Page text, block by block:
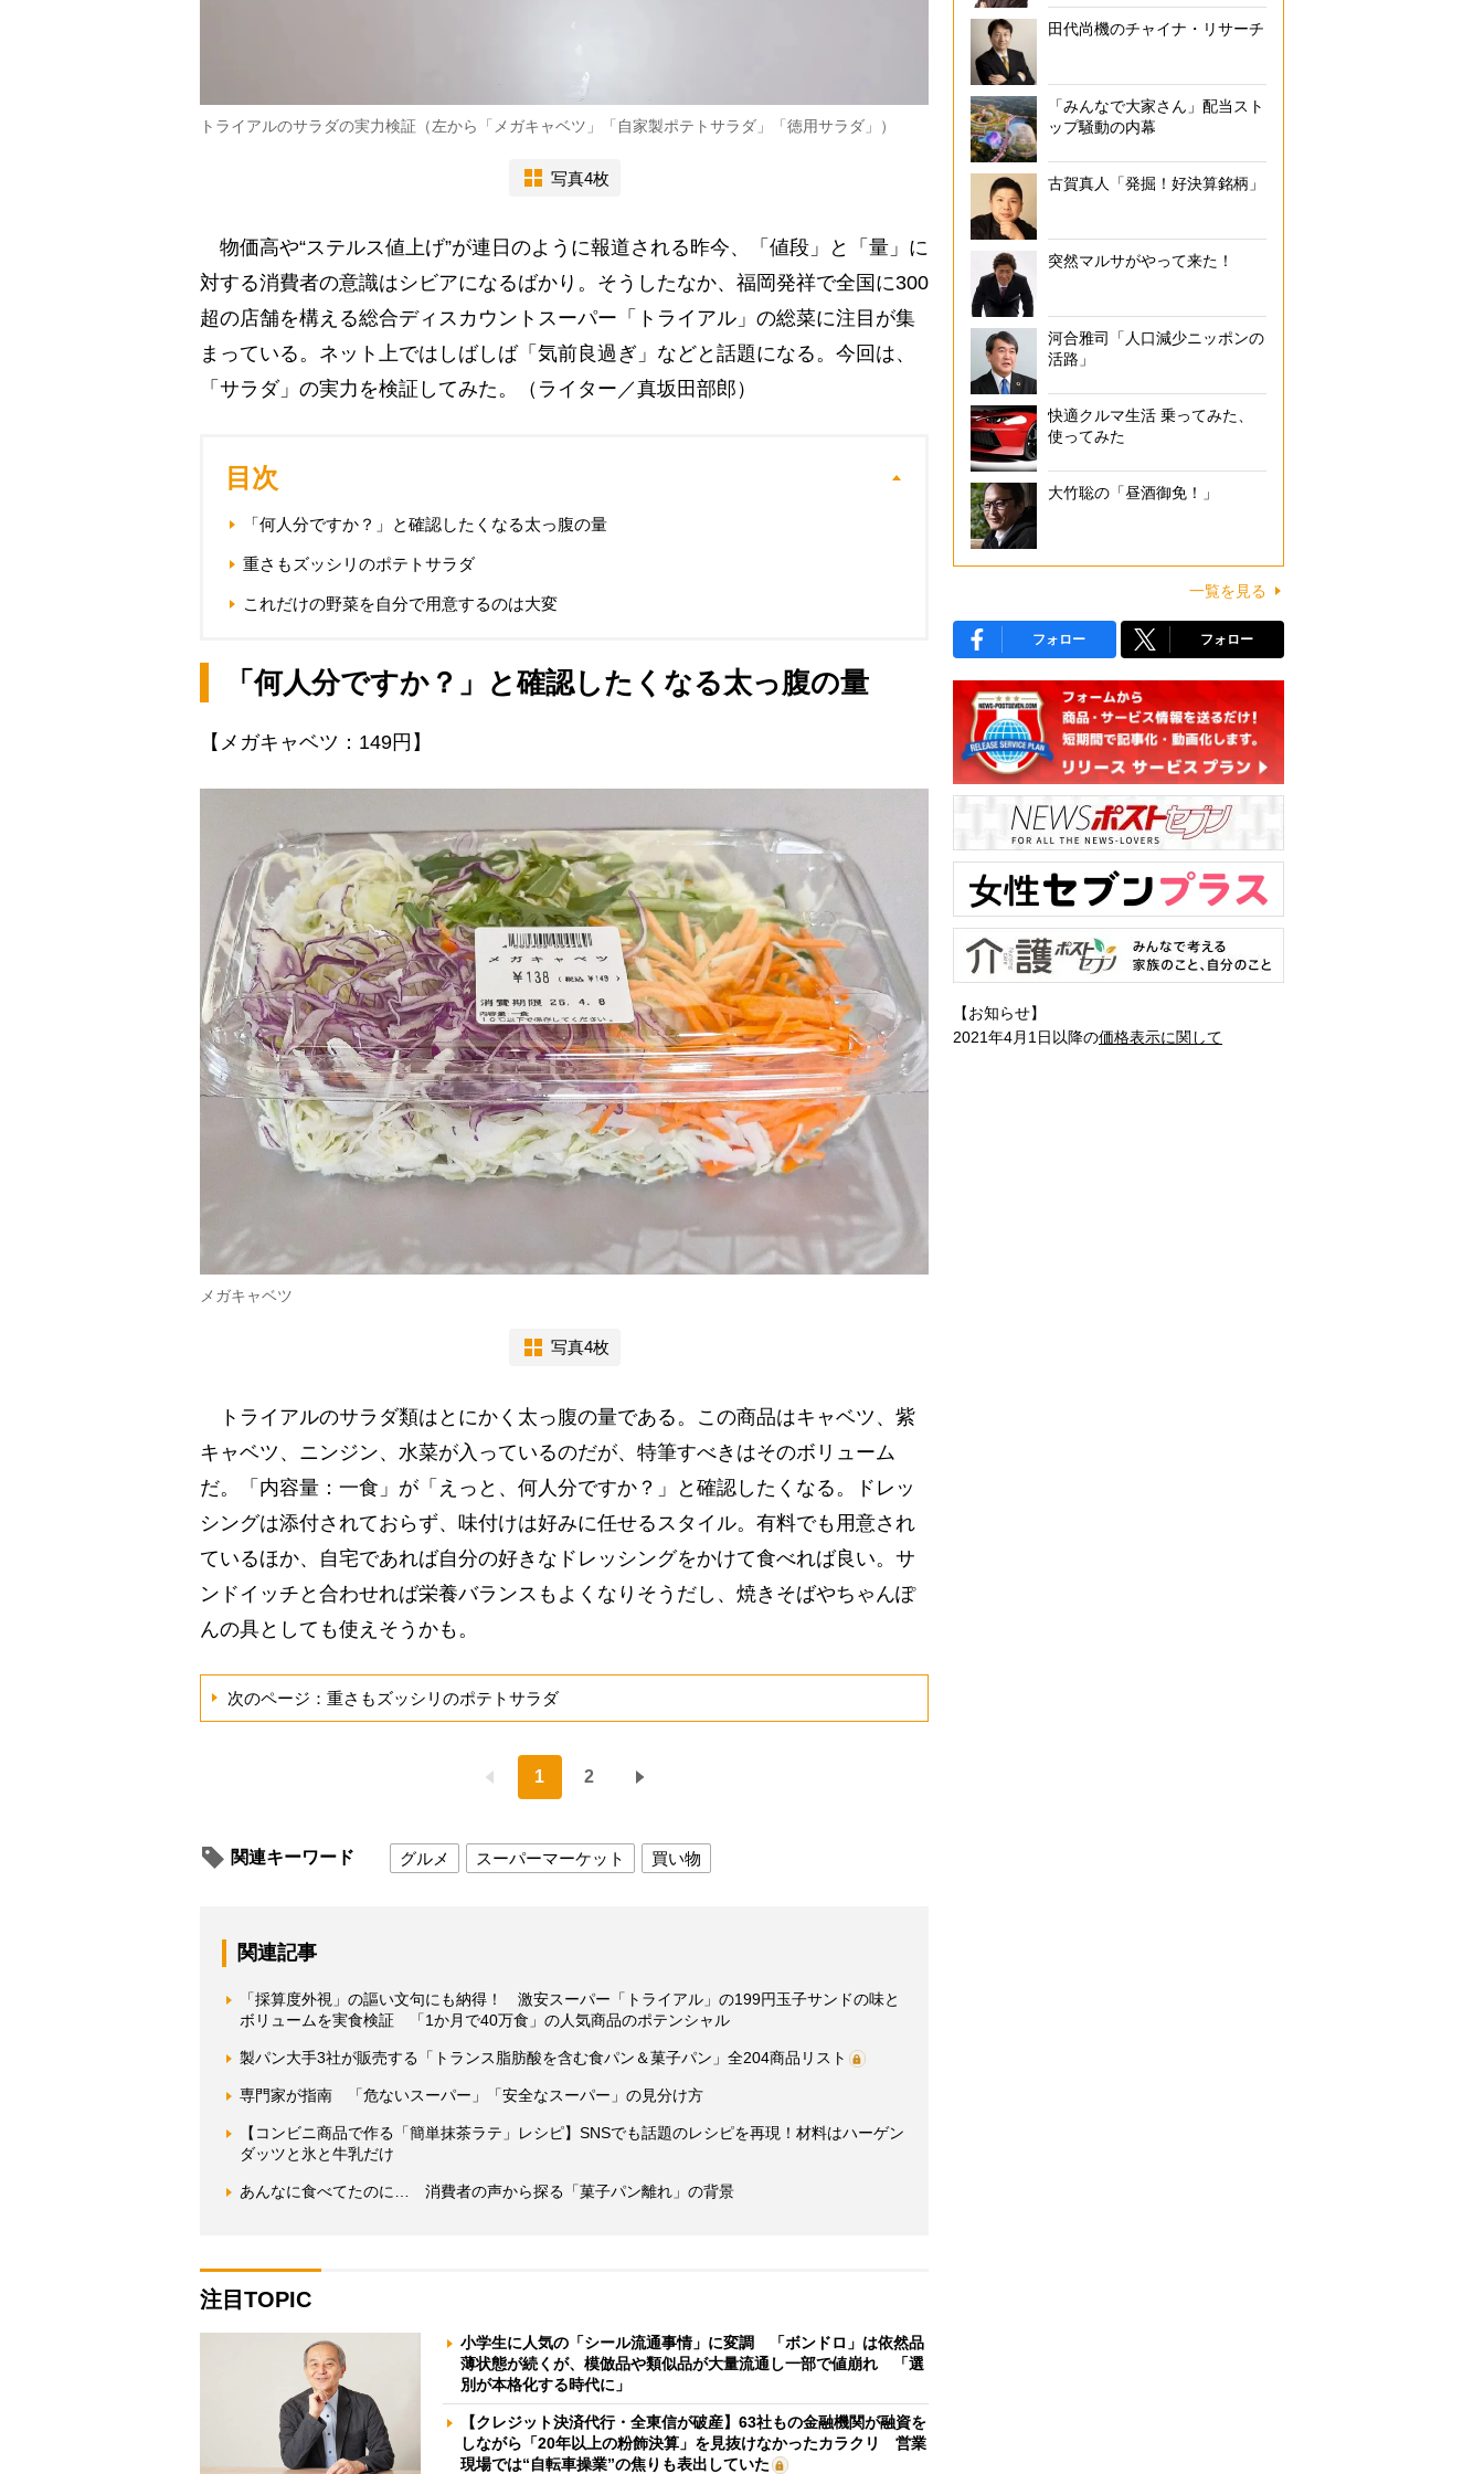
トライアルのサラダの実力検証（左から「メガキャベツ」「自家製ポテトサラダ」「徳用サラダ」）
写真4枚
物価高や“ステルス値上げ”が連日のように報道される昨今、「値段」と「量」に
対する消費者の意識はシビアになるばかり。そうしたなか、福岡発祥で全国に300
超の店舗を構える総合ディスカウントスーパー「トライアル」の総菜に注目が集
まっている。ネット上ではしばしば「気前良過ぎ」などと話題になる。今回は、
「サラダ」の実力を検証してみた。（ライター／真坂田部郎）
目次
「何人分ですか？」と確認したくなる太っ腹の量
重さもズッシリのポテトサラダ
これだけの野菜を自分で用意するのは大変
「何人分ですか？」と確認したくなる太っ腹の量
【メガキャベツ：149円】
メガキャベツ
写真4枚
トライアルのサラダ類はとにかく太っ腹の量である。この商品はキャベツ、紫
キャベツ、ニンジン、水菜が入っているのだが、特筆すべきはそのボリューム
だ。「内容量：一食」が「えっと、何人分ですか？」と確認したくなる。ドレッ
シングは添付されておらず、味付けは好みに任せるスタイル。有料でも用意され
ているほか、自宅であれば自分の好きなドレッシングをかけて食べれば良い。サ
ンドイッチと合わせれば栄養バランスもよくなりそうだし、焼きそばやちゃんぽ
んの具としても使えそうかも。
次のページ：重さもズッシリのポテトサラダ
1 2
関連キーワード グルメ スーパーマーケット 買い物
関連記事
「採算度外視」の謳い文句にも納得！ 激安スーパー「トライアル」の199円玉子サンドの味と
ボリュームを実食検証 「1か月で40万食」の人気商品のポテンシャル
製パン大手3社が販売する「トランス脂肪酸を含む食パン＆菓子パン」全204商品リスト
専門家が指南 「危ないスーパー」「安全なスーパー」の見分け方
【コンビニ商品で作る「簡単抹茶ラテ」レシピ】SNSでも話題のレシピを再現！材料はハーゲン
ダッツと氷と牛乳だけ
あんなに食べてたのに… 消費者の声から探る「菓子パン離れ」の背景
注目TOPIC
小学生に人気の「シール流通事情」に変調 「ボンドロ」は依然品
薄状態が続くが、模倣品や類似品が大量流通し一部で値崩れ 「選
別が本格化する時代に」
【クレジット決済代行・全東信が破産】63社もの金融機関が融資を
しながら「20年以上の粉飾決算」を見抜けなかったカラクリ 営業
現場では“自転車操業”の焦りも表出していた
田代尚機のチャイナ・リサーチ
「みんなで大家さん」配当スト
ップ騒動の内幕
古賀真人「発掘！好決算銘柄」
突然マルサがやって来た！
河合雅司「人口減少ニッポンの
活路」
快適クルマ生活 乗ってみた、
使ってみた
大竹聡の「昼酒御免！」
一覧を見る
フォロー フォロー
【お知らせ】
2021年4月1日以降の価格表示に関して